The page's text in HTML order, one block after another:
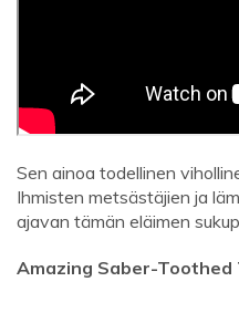
Sen ainoa todellinen
Ihmisten metsästäjien ja
ajavan tämän eläimen
Amazing Saber-Toothed